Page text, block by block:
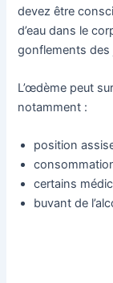
devez être
d’eau dans le
gonflements des
L’œdème peut
notamment :
position
certains
buvant de